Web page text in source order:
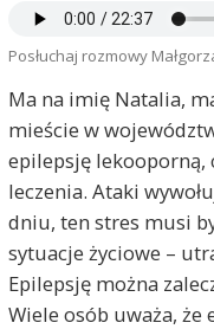
Posłuchaj rozmowy
Ma na imię Natalia,
mieście w
epilepsję
leczenia. Ataki
dniu, ten stres musi
sytuacje życiowe –
Epilepsję można
Wiele osób uważa, że